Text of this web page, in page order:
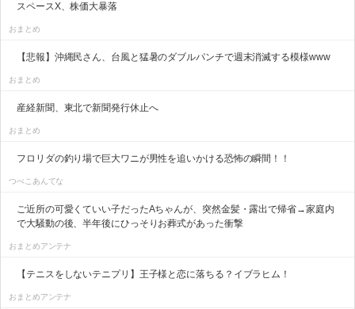
スペースX、株価大暴落
おまとめ
【悲報】沖縄民さん、台風と猛暑のダブルパンチで週末消滅する模様www
おまとめ
産経新聞、東北で新聞発行休止へ
おまとめ
フロリダの釣り場で巨大ワニが男性を追いかける恐怖の瞬間！！
つべこあんてな
ご近所の可愛くていい子だったAちゃんが、突然金髪・露出で帰省→家庭内
で大騒動の後、半年後にひっそりお葬式があった衝撃
おまとめアンテナ
【テニスをしないテニプリ】王子様と恋に落ちる？イブラヒム！
おまとめアンテナ